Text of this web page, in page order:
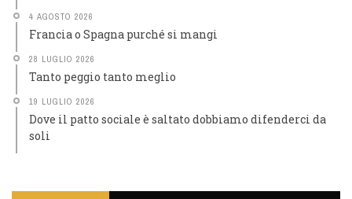
4 AGOSTO 2026
Francia o Spagna purché si mangi
28 LUGLIO 2026
Tanto peggio tanto meglio
19 LUGLIO 2026
Dove il patto sociale è saltato dobbiamo difenderci da
soli